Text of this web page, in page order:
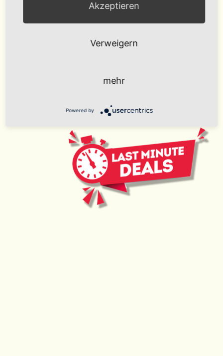
Akzeptieren
Verweigern
mehr
Powered by